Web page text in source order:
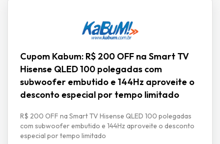
Cupom Kabum: R$ 200 OFF na Smart TV
Hisense QLED 100 polegadas com
subwoofer embutido e 144Hz aproveite o
desconto especial por tempo limitado
R$ 200 OFF na Smart TV Hisense QLED 100 polegadas
com subwoofer embutido e 144Hz aproveite o desconto
especial por tempo limitado